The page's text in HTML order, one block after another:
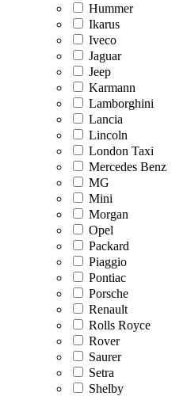
Hummer
Ikarus
Iveco
Jaguar
Jeep
Karmann
Lamborghini
Lancia
Lincoln
London Taxi
Mercedes Benz
MG
Mini
Morgan
Opel
Packard
Piaggio
Pontiac
Porsche
Renault
Rolls Royce
Rover
Saurer
Setra
Shelby